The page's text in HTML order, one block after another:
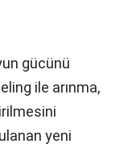
gücünü
ile arınma,
yeni